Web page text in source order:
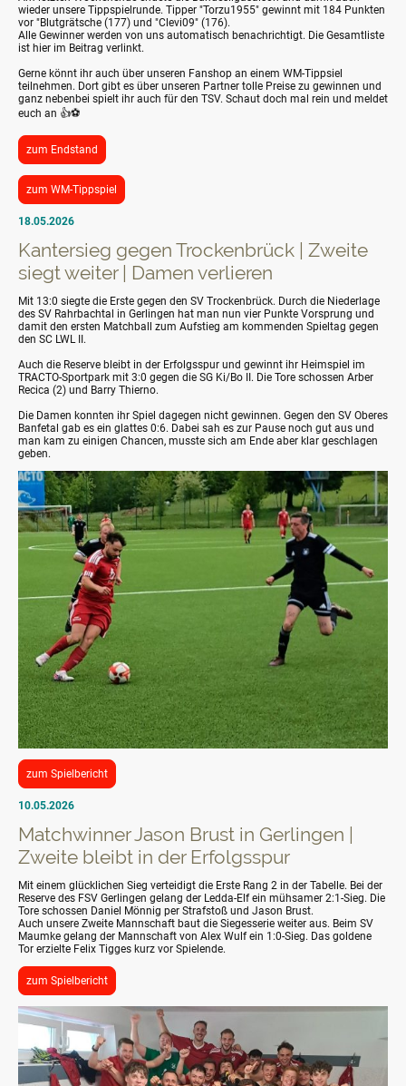
wieder unsere Tippspielrunde. Tipper "Torzu1955" gewinnt mit 184 Punkten
vor "Blutgrätsche (177) und "Clevi09" (176).
Alle Gewinner werden von uns automatisch benachrichtigt. Die Gesamtliste
ist hier im Beitrag verlinkt.
Gerne könnt ihr auch über unseren Fanshop an einem WM-Tippsiel
teilnehmen. Dort gibt es über unseren Partner tolle Preise zu gewinnen und
ganz nebenbei spielt ihr auch für den TSV. Schaut doch mal rein und meldet
euch an 👍⚽
zum Endstand
zum WM-Tippspiel
18.05.2026
Kantersieg gegen Trockenbrück | Zweite
siegt weiter | Damen verlieren
Mit 13:0 siegte die Erste gegen den SV Trockenbrück. Durch die Niederlage
des SV Rahrbachtal in Gerlingen hat man nun vier Punkte Vorsprung und
damit den ersten Matchball zum Aufstieg am kommenden Spieltag gegen
den SC LWL II.
Auch die Reserve bleibt in der Erfolgsspur und gewinnt ihr Heimspiel im
TRACTO-Sportpark mit 3:0 gegen die SG Ki/Bo II. Die Tore schossen Arber
Recica (2) und Barry Thierno.
Die Damen konnten ihr Spiel dagegen nicht gewinnen. Gegen den SV Oberes
Banfetal gab es ein glattes 0:6. Dabei sah es zur Pause noch gut aus und
man kam zu einigen Chancen, musste sich am Ende aber klar geschlagen
geben.
zum Spielbericht
10.05.2026
Matchwinner Jason Brust in Gerlingen |
Zweite bleibt in der Erfolgsspur
Mit einem glücklichen Sieg verteidigt die Erste Rang 2 in der Tabelle. Bei der
Reserve des FSV Gerlingen gelang der Ledda-Elf ein mühsamer 2:1-Sieg. Die
Tore schossen Daniel Mönnig per Strafstoß und Jason Brust.
Auch unsere Zweite Mannschaft baut die Siegesserie weiter aus. Beim SV
Maumke gelang der Mannschaft von Alex Wulf ein 1:0-Sieg. Das goldene
Tor erzielte Felix Tigges kurz vor Spielende.
zum Spielbericht